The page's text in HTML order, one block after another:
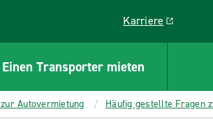
Karriere
Link opens in a
Einen Transporter mieten
Autovermietung Häufig gestellte Fragen